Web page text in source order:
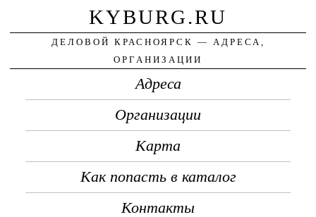
KYBURG.RU
ДЕЛОВОЙ КРАСНОЯРСК — АДРЕСА,
ОРГАНИЗАЦИИ
Адреса
Организации
Карта
Как попасть в каталог
Контакты